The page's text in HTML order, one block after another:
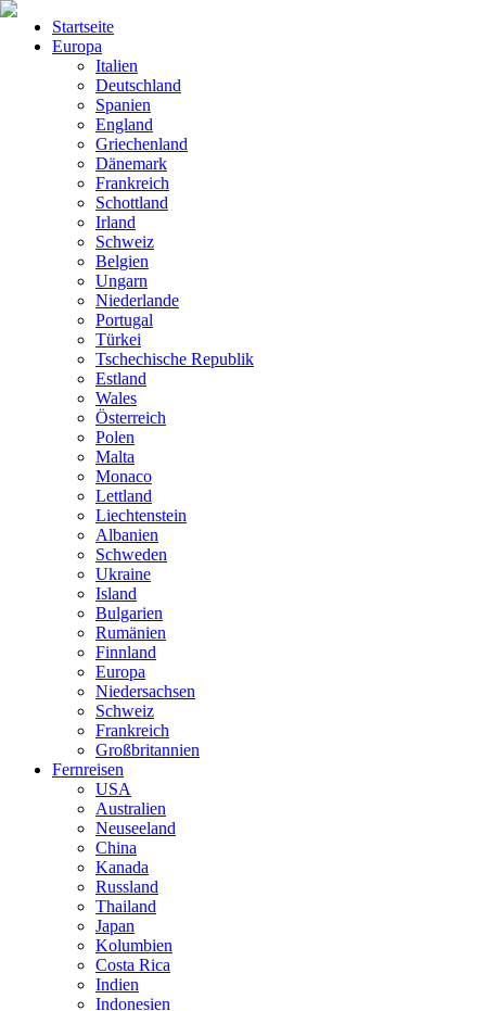
Startseite
Europa
Italien
Deutschland
Spanien
England
Griechenland
Dänemark
Frankreich
Schottland
Irland
Schweiz
Belgien
Ungarn
Niederlande
Portugal
Türkei
Tschechische Republik
Estland
Wales
Österreich
Polen
Malta
Monaco
Lettland
Liechtenstein
Albanien
Schweden
Ukraine
Island
Bulgarien
Rumänien
Finnland
Europa
Niedersachsen
Schweiz
Frankreich
Großbritannien
Fernreisen
USA
Australien
Neuseeland
China
Kanada
Russland
Thailand
Japan
Kolumbien
Costa Rica
Indien
Indonesien